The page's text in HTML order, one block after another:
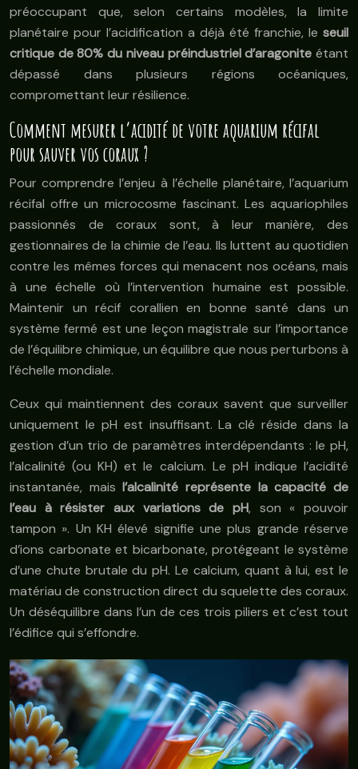
préoccupant que, selon certains modèles, la limite
planétaire pour l’acidification a déjà été franchie, le seuil
critique de 80% du niveau préindustriel d’aragonite étant
dépassé dans plusieurs régions océaniques,
compromettant leur résilience.
Comment mesurer l’acidité de votre aquarium récifal
pour sauver vos coraux ?
Pour comprendre l’enjeu à l’échelle planétaire, l’aquarium
récifal offre un microcosme fascinant. Les aquariophiles
passionnés de coraux sont, à leur manière, des
gestionnaires de la chimie de l’eau. Ils luttent au quotidien
contre les mêmes forces qui menacent nos océans, mais
à une échelle où l’intervention humaine est possible.
Maintenir un récif corallien en bonne santé dans un
système fermé est une leçon magistrale sur l’importance
de l’équilibre chimique, un équilibre que nous perturbons à
l’échelle mondiale.
Ceux qui maintiennent des coraux savent que surveiller
uniquement le pH est insuffisant. La clé réside dans la
gestion d’un trio de paramètres interdépendants : le pH,
l’alcalinité (ou KH) et le calcium. Le pH indique l’acidité
instantanée, maisl’alcalinité représente la capacité de
l’eau à résister aux variations de pH, son « pouvoir
tampon ». Un KH élevé signifie une plus grande réserve
d’ions carbonate et bicarbonate, protégeant le système
d’une chute brutale du pH. Le calcium, quant à lui, est le
matériau de construction direct du squelette des coraux.
Un déséquilibre dans l’un de ces trois piliers et c’est tout
l’édifice qui s’effondre.